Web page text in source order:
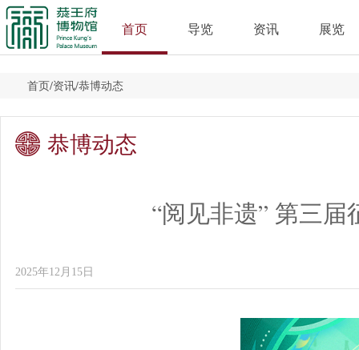
首页 导览 资讯 展览
首页/资讯/恭博动态
恭博动态
“阅见非遗” 第三
2025年12月15日